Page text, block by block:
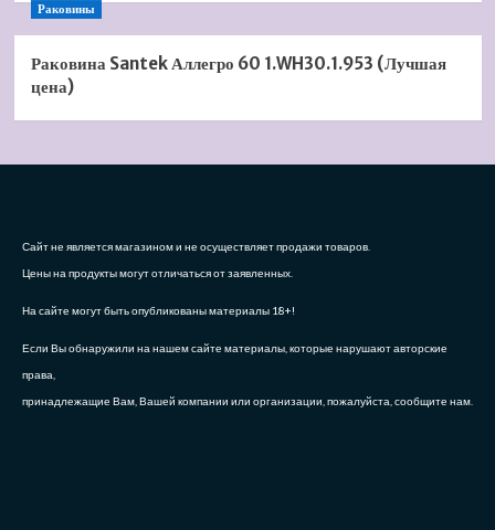
Раковины
Раковина Santek Аллегро 60 1.WH30.1.953 (Лучшая
цена)
Сайт не является магазином и не осуществляет продажи товаров.
Цены на продукты могут отличаться от заявленных.
На сайте могут быть опубликованы материалы 18+!
Если Вы обнаружили на нашем сайте материалы, которые нарушают авторские
права,
принадлежащие Вам, Вашей компании или организации, пожалуйста, сообщите нам.